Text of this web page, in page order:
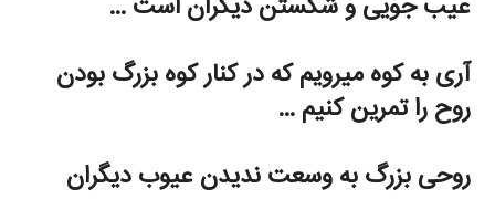
آری به کوه میرویم که در کنار کوه بزرگ بودن
روح را تمرین کنیم …
روحی بزرگ به وسعت ندیدن عیوب دیگران